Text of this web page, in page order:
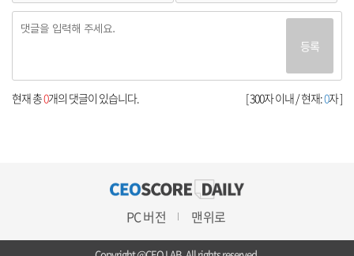
등록
[ 300자 이내 / 현재:0자 ]
현재 총0개의 댓글이 있습니다.
PC 버전 맨위로